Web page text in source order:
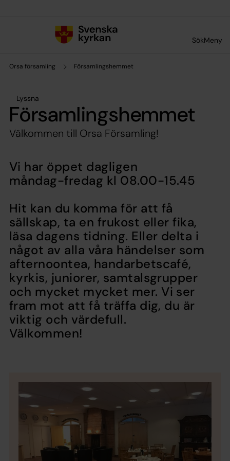
SökMeny
Orsa församling Församlingshemmet
Lyssna
Församlingshemmet
Välkommen till Orsa Församling!
Vi har öppet dagligen
måndag-fredag kl 08.00-15.45
Hit kan du komma för att få
sällskap, ta en frukost eller fika,
läsa dagens tidning. Eller delta i
något av alla våra händelser som
afternoontea, handarbetscafé,
kyrkis, juniorer, samtalsgrupper
och mycket mycket mer. Vi ser
fram mot att få träffa dig, du är
viktig och värdefull.
Välkommen!